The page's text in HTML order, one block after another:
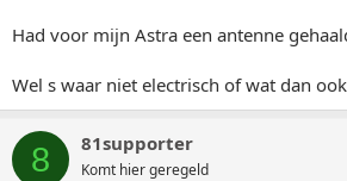
Had voor mijn Astra een antenne
Wel s waar niet electrisch of wat dan
8 81supporter
Komt hier geregeld